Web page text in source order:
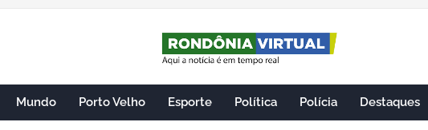
Mundo Porto Velho Esporte Política Polícia Destaques